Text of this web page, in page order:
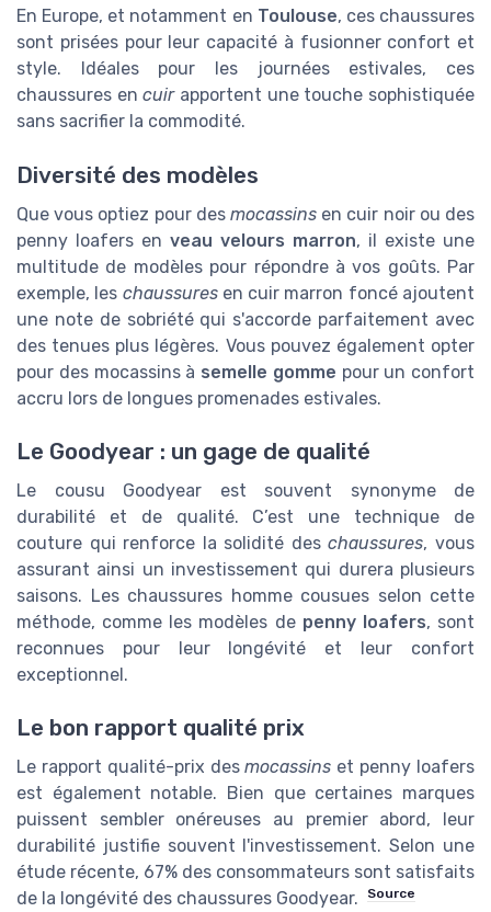
En Europe, et notamment en Toulouse, ces chaussures
sont prisées pour leur capacité à fusionner confort et
style. Idéales pour les journées estivales, ces
chaussures encuirapportent une touche sophistiquée
sans sacrifier la commodité.
Diversité des modèles
Que vous optiez pour des mocassins en cuir noir ou des
penny loafers en veau velours marron, il existe une
multitude de modèles pour répondre à vos goûts. Par
exemple, les chaussuresen cuir marron foncé ajoutent
une note de sobriété qui s'accorde parfaitement avec
des tenues plus légères. Vous pouvez également opter
pour des mocassins à semelle gomme pour un confort
accru lors de longues promenades estivales.
Le Goodyear : un gage de qualité
Le cousu Goodyear est souvent synonyme de
durabilité et de qualité. C’est une technique de
couture qui renforce la solidité deschaussures, vous
assurant ainsi un investissement qui durera plusieurs
saisons. Les chaussures homme cousues selon cette
méthode, comme les modèles de penny loafers, sont
reconnues pour leur longévité et leur confort
exceptionnel.
Le bon rapport qualité prix
Le rapport qualité-prix desmocassins et penny loafers
est également notable. Bien que certaines marques
puissent sembler onéreuses au premier abord, leur
durabilité justifie souvent l'investissement. Selon une
étude récente, 67% des consommateurs sont satisfaits
de la longévité des chaussures Goodyear.
Source